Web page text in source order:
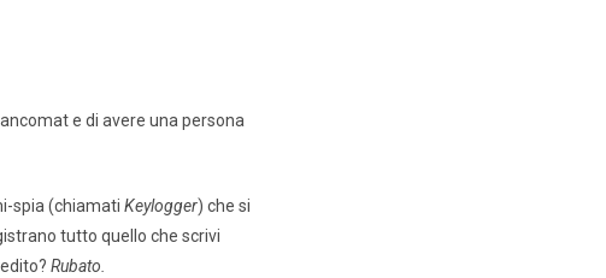
e di avere una persona
spia (chiamati Keylogger) che si
tutto quello che scrivi
Rubato.